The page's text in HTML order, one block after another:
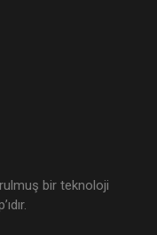
bir teknoloji